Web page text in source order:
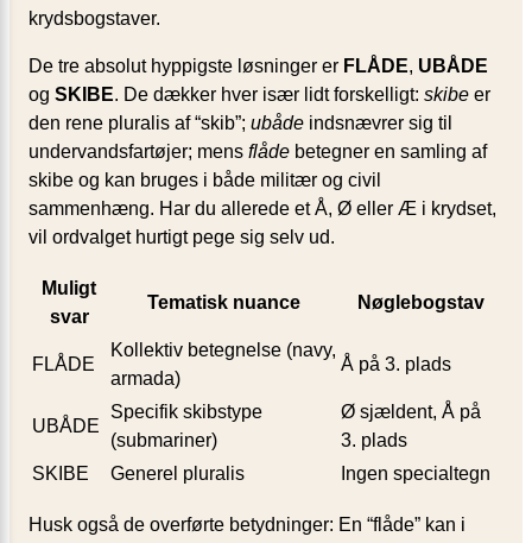
krydsbogstaver.
De tre absolut hyppigste løsninger er FLÅDE, UBÅDE
og SKIBE. De dækker hver især lidt forskelligt: skibe er
den rene pluralis af “skib”; ubåde indsnævrer sig til
undervandsfartøjer; mens flåde betegner en samling af
skibe og kan bruges i både militær og civil
sammenhæng. Har du allerede et Å, Ø eller Æ i krydset,
vil ordvalget hurtigt pege sig selv ud.
Muligt
svar
Tematisk nuance Nøglebogstav
FLÅDE
Kollektiv betegnelse (navy,
armada)
Å på 3. plads
UBÅDE
Specifik skibstype
(submariner)
Ø sjældent, Å på
3. plads
SKIBE
Generel pluralis Ingen specialtegn
Husk også de overførte betydninger: En “flåde” kan i